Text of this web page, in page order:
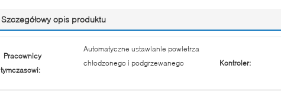
Szczegółowy opis produktu
Pracownicy
tymczasowi:
Automatyczne ustawianie powietrza
chłodzonego i podgrzewanego
Kontroler: